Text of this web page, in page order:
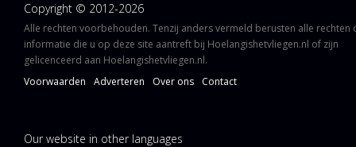
Copyright © 2012-2026
Alle rechten voorbehouden. Tenzij anders vermeld berusten alle rechten
informatie die u op deze site aantreft bij Hoelangishetvliegen.nl of zijn
gelicenceerd aan Hoelangishetvliegen.nl.
Voorwaarden
Adverteren Over ons Contact
Our website in other languages